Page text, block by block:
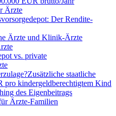
Ärzte
Der Rendite-
Ärzte und Klinik-Ärzte
vs. private
staatliche
pro kindergeldberechtigtem Kind
des Eigenbeitrags
Ärzte-Familien